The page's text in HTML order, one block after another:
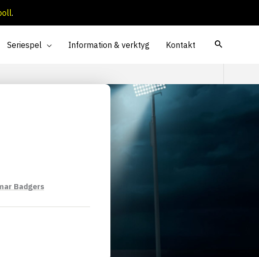
.
Seriespel Information & verktyg Kontakt
Badgers